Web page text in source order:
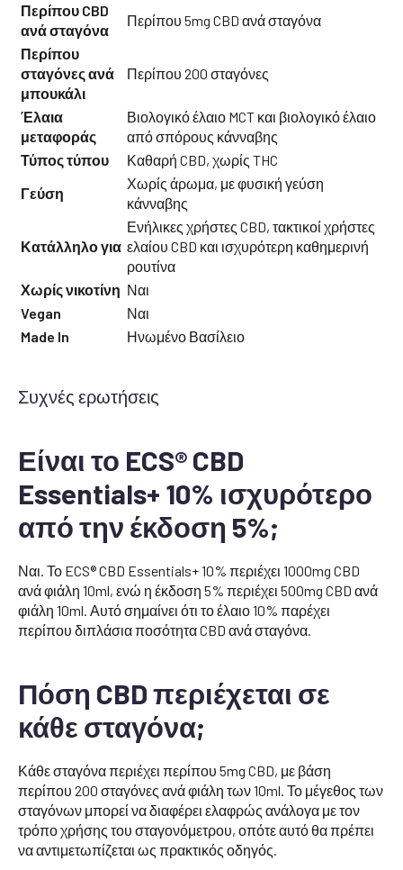
Περίπου CBD
ανά σταγόνα
Περίπου 5mg CBD ανά σταγόνα
Περίπου
σταγόνες ανά
μπουκάλι
Περίπου 200 σταγόνες
Έλαια
μεταφοράς
Βιολογικό έλαιο MCT και βιολογικό έλαιο
από σπόρους κάνναβης
Τύπος τύπου
Καθαρή CBD, χωρίς THC
Γεύση
Χωρίς άρωμα, με φυσική γεύση
κάνναβης
Κατάλληλο για
Ενήλικες χρήστες CBD, τακτικοί χρήστες
ελαίου CBD και ισχυρότερη καθημερινή
ρουτίνα
Χωρίς νικοτίνη Ναι
Vegan
Ναι
Made In
Ηνωμένο Βασίλειο
Συχνές ερωτήσεις
Είναι το ECS® CBD
Essentials+ 10% ισχυρότερο
από την έκδοση 5%;
Ναι. Το ECS® CBD Essentials+ 10% περιέχει 1000mg CBD
ανά φιάλη 10ml, ενώ η έκδοση 5% περιέχει 500mg CBD ανά
φιάλη 10ml. Αυτό σημαίνει ότι το έλαιο 10% παρέχει
περίπου διπλάσια ποσότητα CBD ανά σταγόνα.
Πόση CBD περιέχεται σε
κάθε σταγόνα;
Κάθε σταγόνα περιέχει περίπου 5mg CBD, με βάση
περίπου 200 σταγόνες ανά φιάλη των 10ml. Το μέγεθος των
σταγόνων μπορεί να διαφέρει ελαφρώς ανάλογα με τον
τρόπο χρήσης του σταγονόμετρου, οπότε αυτό θα πρέπει
να αντιμετωπίζεται ως πρακτικός οδηγός.